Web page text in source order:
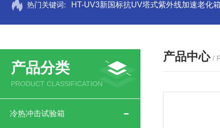
热门关键词: HT-UV3新国标抗UV塔式紫外线加速老化
产品分类
PRODUCT CLASSIFICATION
冷热冲击试验箱
产品中心 /